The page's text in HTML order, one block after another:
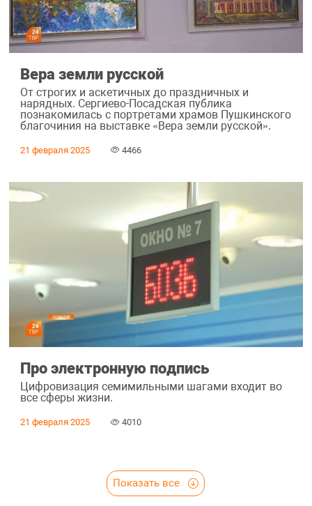
Вера земли русской
От строгих и аскетичных до праздничных и
нарядных. Сергиево-Посадская публика
познакомилась с портретами храмов Пушкинского
благочиния на выставке «Вера земли русской».
21 февраля 2025 4466
Про электронную подпись
Цифровизация семимильными шагами входит во
все сферы жизни.
21 февраля 2025 4010
Показать все